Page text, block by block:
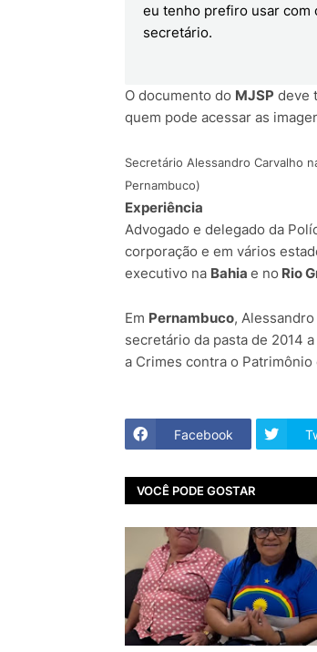
eu tenho prefiro usar com
secretário.
O documento do MJSP deve
quem pode acessar as
Secretário Alessandro Carvalho
Pernambuco)
Experiência
Advogado e delegado da
corporação e em vários
executivo na Bahia e no Rio
Em Pernambuco,
secretário da pasta de 2014
a Crimes contra o
Facebook
VOCÊ PODE GOSTAR